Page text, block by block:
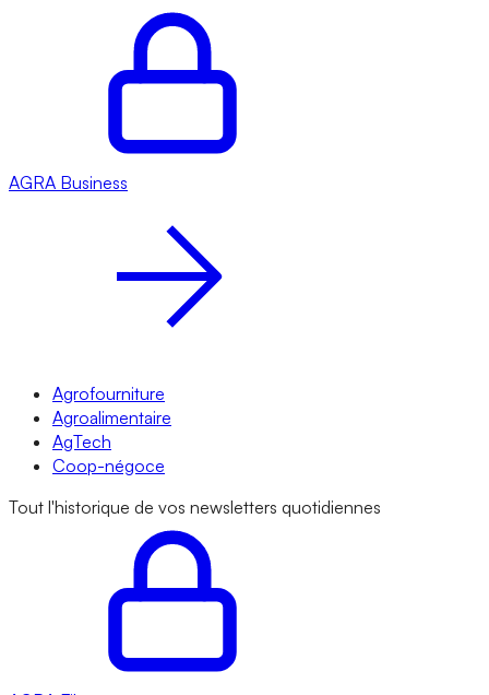
AGRA Business
Agrofourniture
Agroalimentaire
AgTech
Coop-négoce
Tout l'historique de vos newsletters quotidiennes